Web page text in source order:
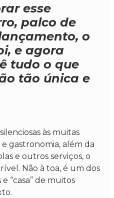
esse
palco de
o
e agora
tudo o que
tão única e
às muitas
gastronomia, além da
e outros serviços, o
Não à toa, é um dos
“casa” de muitos